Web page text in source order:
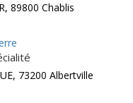
89800 Chablis
73200 Albertville